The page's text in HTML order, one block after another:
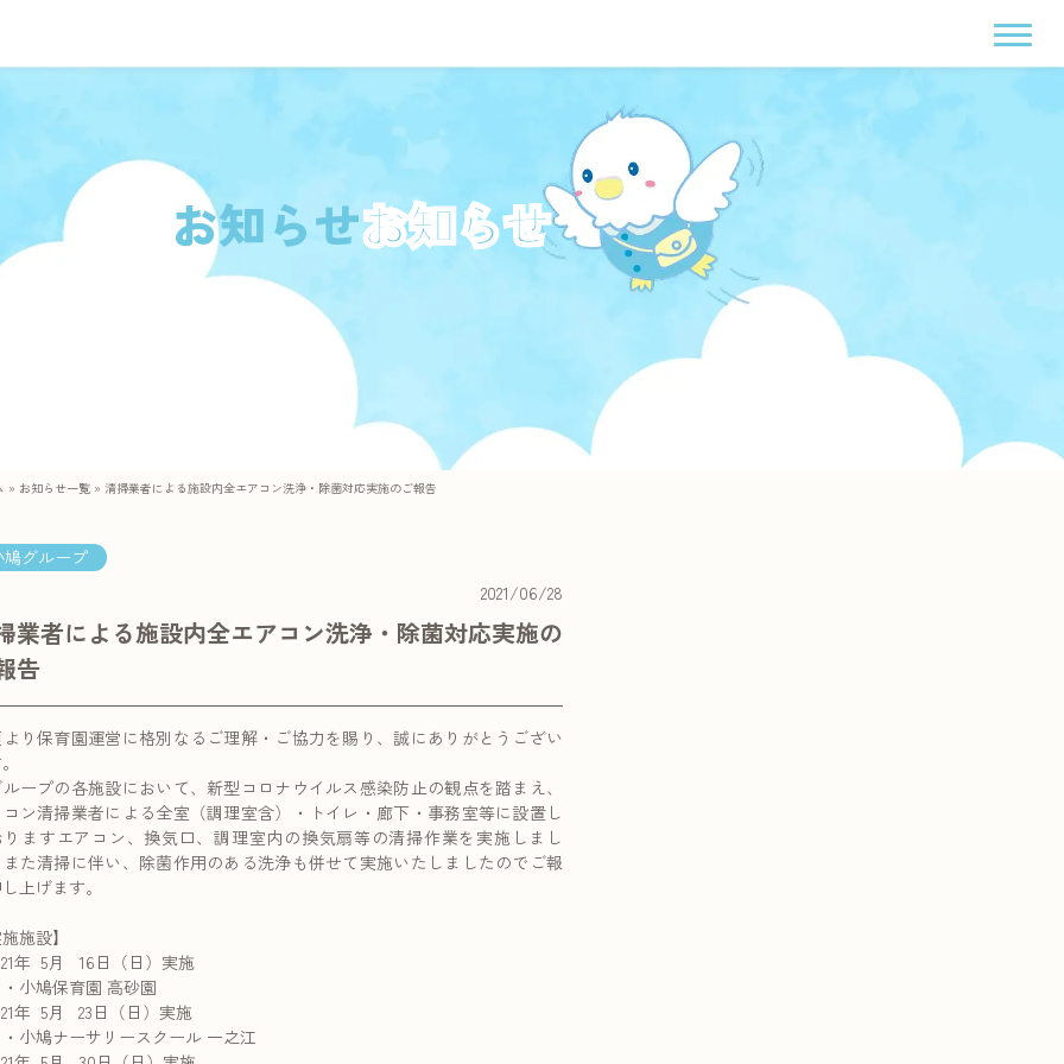
お知らせ
» お知らせ一覧 » 清掃業者による施設内全エアコン洗浄・除菌対応実施のご報告
鳩グループ
2021/06/28
業者による施設内全エアコン洗浄・除菌対応実施の
告
り保育園運営に格別なるご理解・ご協力を賜り、誠にありがとうござい
ープの各施設において、新型コロナウイルス感染防止の観点を踏まえ、
ン清掃業者による全室（調理室含）・トイレ・廊下・事務室等に設置し
ますエアコン、換気口、調理室内の換気扇等の清掃作業を実施しまし
た清掃に伴い、除菌作用のある洗浄も併せて実施いたしましたのでご報
上げます。
施設】
年 5月 16日（日）実施
鳩保育園 高砂園
年 5月 23日（日）実施
鳩ナーサリースクール 一之江